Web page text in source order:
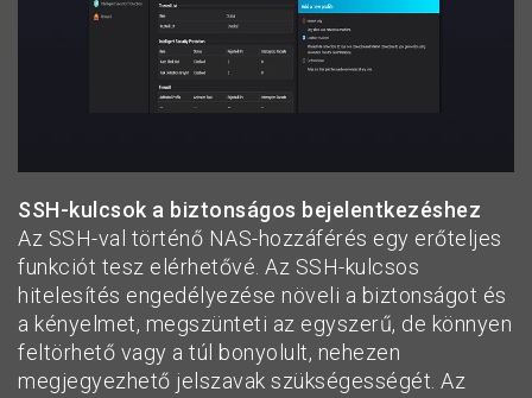
SSH-kulcsok a biztonságos bejelentkezéshez
Az SSH-val történő NAS-hozzáférés egy erőteljes
funkciót tesz elérhetővé. Az SSH-kulcsos
hitelesítés engedélyezése növeli a biztonságot és
a kényelmet, megszünteti az egyszerű, de könnyen
feltörhető vagy a túl bonyolult, nehezen
megjegyezhető jelszavak szükségességét. Az